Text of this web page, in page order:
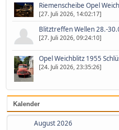
Riemenscheibe Opel
[27. Juli 2026, 14:02:17]
Blitztreffen Wellen 28.-
[27. Juli 2026, 09:24:10]
Opel Weichblitz 1955
[24. Juli 2026, 23:35:26]
Kalender
August 2026